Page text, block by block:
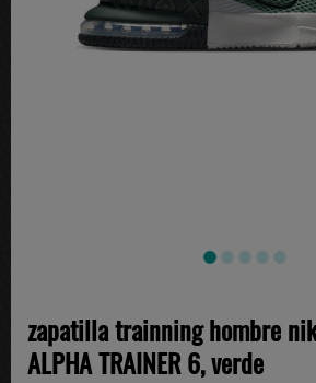
zapatilla trainning hombre
ALPHA TRAINER 6, verde